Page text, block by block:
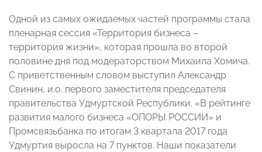
Одной из самых ожидаемых частей программы стала
пленарная сессия «Территория бизнеса –
территория жизни», которая прошла во второй
половине дня под модераторством Михаила Хомича.
С приветственным словом выступил Александр
Свинин, и.о. первого заместителя председателя
правительства Удмуртской Республики. «В рейтинге
развития малого бизнеса «ОПОРЫ РОССИИ» и
Промсвязьбанка по итогам 3 квартала 2017 года
Удмуртия выросла на 7 пунктов. Наши показатели